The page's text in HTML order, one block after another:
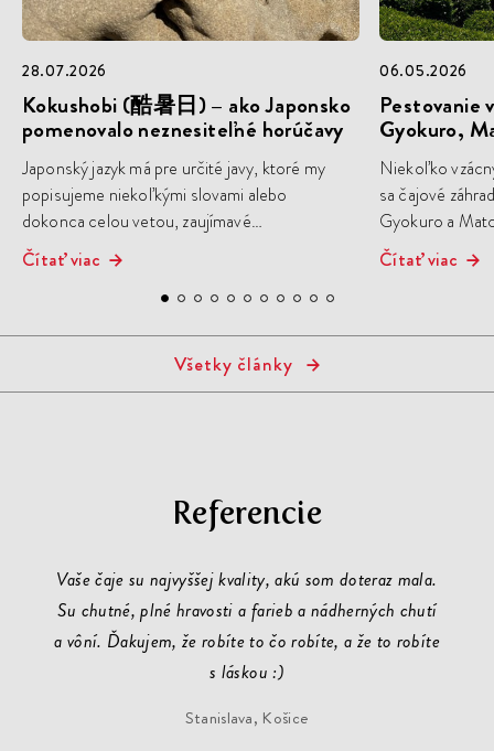
28.07.2026
Kokushobi (酷暑日) – ako Japonsko
pomenovalo neznesiteľné horúčavy
Japonský jazyk má pre určité javy, ktoré my
popisujeme niekoľkými slovami alebo
dokonca celou vetou, zaujímavé
jednoslovné pomenovania. A
samozrejme...
Čítať viac
06.05.2026
Pestovanie
Gyokuro,
Niekoľko
sa čajové
Gyokuro a
priameho
Čítať viac
Všetky články
Referencie
Vaše čaje su najvyššej kvality, akú som doteraz mala.
Su chutné, plné hravosti a farieb a nádherných chutí
a vôní. Ďakujem, že robíte to čo robíte, a že to robíte
s láskou :)
Stanislava, Košice